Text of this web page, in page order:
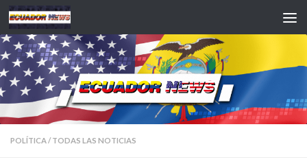
Saltar al contenido
POLÍTICA/ TODAS LAS NOTICIAS